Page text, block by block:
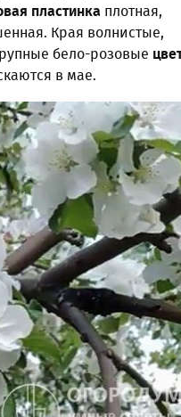
пластинка плотная,
Края волнистые,
бело-розовые
в мае.